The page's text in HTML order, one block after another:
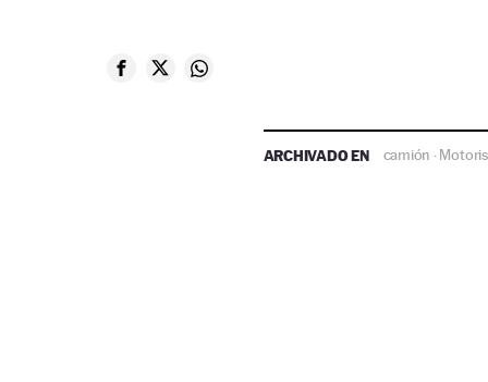
ARCHIVADO EN camión ·